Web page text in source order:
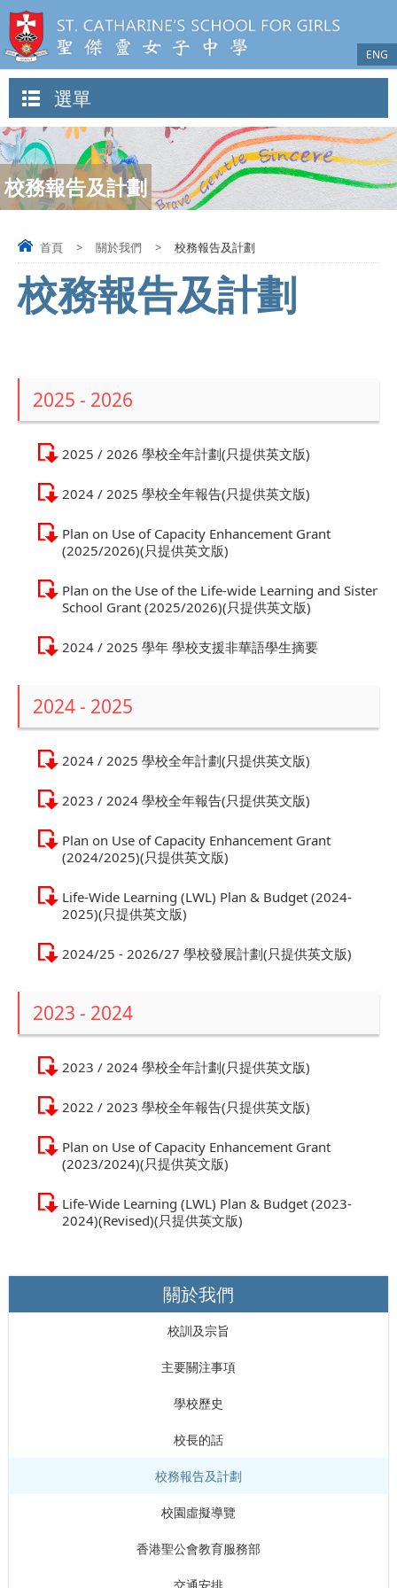
ENG
選單
校務報告及計劃
首頁 > 關於我們 > 校務報告及計劃
校務報告及計劃
2025 - 2026
2025 / 2026 學校全年計劃(只提供英文版)
2024 / 2025 學校全年報告(只提供英文版)
Plan on Use of Capacity Enhancement Grant
(2025/2026)(只提供英文版)
Plan on the Use of the Life-wide Learning and Sister
School Grant (2025/2026)(只提供英文版)
2024 / 2025 學年 學校支援非華語學生摘要
2024 - 2025
2024 / 2025 學校全年計劃(只提供英文版)
2023 / 2024 學校全年報告(只提供英文版)
Plan on Use of Capacity Enhancement Grant
(2024/2025)(只提供英文版)
Life-Wide Learning (LWL) Plan & Budget (2024-
2025)(只提供英文版)
2024/25 - 2026/27 學校發展計劃(只提供英文版)
2023 - 2024
2023 / 2024 學校全年計劃(只提供英文版)
2022 / 2023 學校全年報告(只提供英文版)
Plan on Use of Capacity Enhancement Grant
(2023/2024)(只提供英文版)
Life-Wide Learning (LWL) Plan & Budget (2023-
2024)(Revised)(只提供英文版)
關於我們
校訓及宗旨
主要關注事項
學校歷史
校長的話
校務報告及計劃
校園虛擬導覽
香港聖公會教育服務部